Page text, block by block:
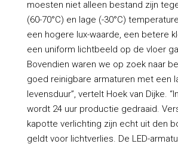
moesten niet alleen bestand zijn
(60-70°C) en lage (-30°C)
een hogere lux-waarde, een betere
een uniform lichtbeeld op de vloer
Bovendien waren we op zoek naar
goed reinigbare armaturen met een
levensduur”, vertelt Hoek van Dijke.
wordt 24 uur productie gedraaid.
kapotte verlichting zijn echt uit den
geldt voor lichtverlies. De LED-